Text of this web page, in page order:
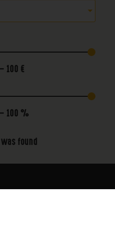
100 €
100 %
was found